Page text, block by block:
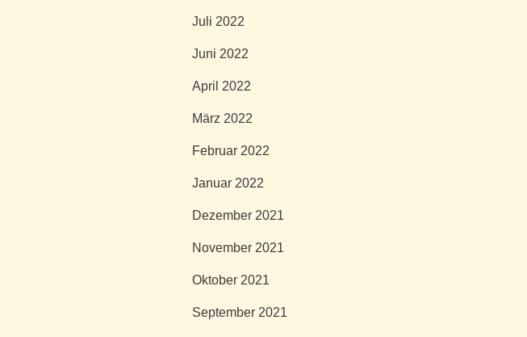
Juli 2022
Juni 2022
April 2022
März 2022
Februar 2022
Januar 2022
Dezember 2021
November 2021
Oktober 2021
September 2021